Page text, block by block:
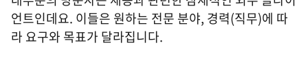
언트인데요. 이들은 원하는 전문 분야, 경력(직무)에 따
라 요구와 목표가 달라집니다.